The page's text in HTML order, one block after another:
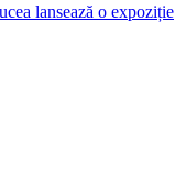
lansează o expoziție